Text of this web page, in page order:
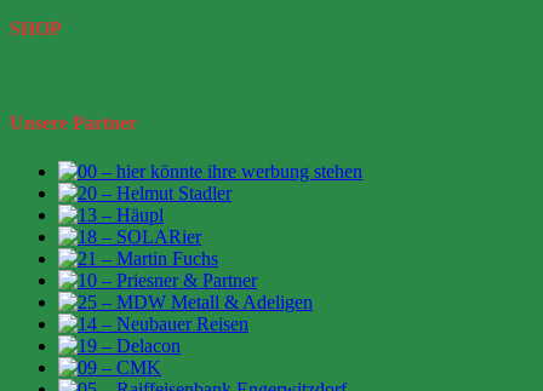
SHOP
Unsere Partner